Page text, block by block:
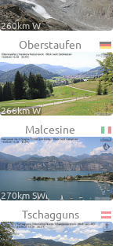
260km W
Oberstaufen
266km W
Malcesine
270km SW
Tschagguns